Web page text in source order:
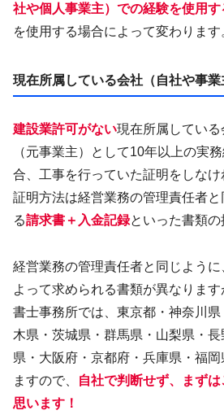
社や個人事業主）での経験を使用す
を使用する場合によって変わります
現在所属している会社（自社や事業
建設業許可がない現在所属してい
（元事業主）として10年以上の実
合、工事を行っていた証明をしな
証明方法は経営業務の管理責任者
る請求書＋入金記録といった書類の
経営業務の管理責任者と同じよう
よって求められる書類が異なりま
書士事務所では、東京都・神奈川
木県・茨城県・群馬県・山梨県・
県・大阪府・京都府・兵庫県・福
ますので、
自社で判断せず、まず
思います！